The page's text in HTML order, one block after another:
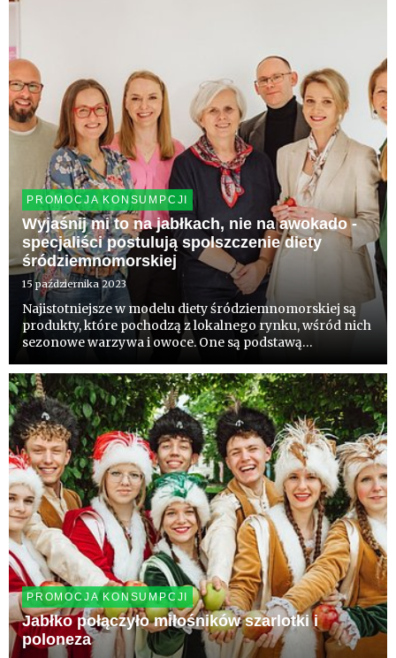
PROMOCJA KONSUMPCJI
Wyjaśnij mi to na jabłkach, nie na awokado -
specjaliści postulują spolszczenie diety
śródziemnomorskiej
15 października 2023
Najistotniejsze w modelu diety śródziemnomorskiej są
produkty, które pochodzą z lokalnego rynku, wśród nich
sezonowe warzywa i owoce. One są podstawą
terenie. Polscy konsumenci błędnie upraszczają
zalecenia do produktów, k...
PROMOCJA KONSUMPCJI
Jabłko połączyło miłośników szarlotki i
poloneza